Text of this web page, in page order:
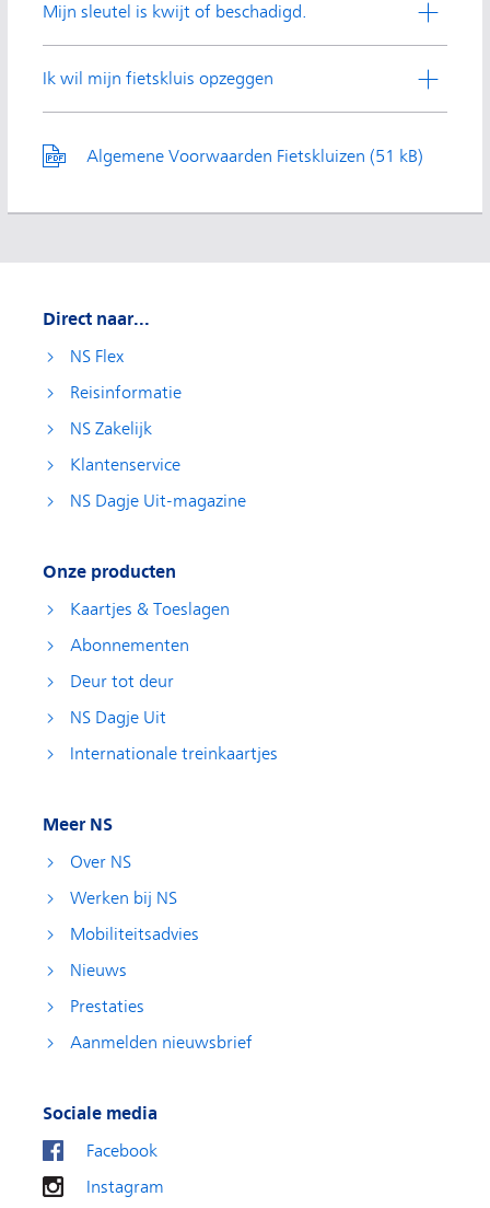
Mijn sleutel is kwijt of beschadigd.
Ik wil mijn fietskluis opzeggen
Algemene Voorwaarden Fietskluizen (pdf,
51 kB)
Direct naar...
NS Flex
Reisinformatie
NS Zakelijk
Klantenservice
NS Dagje Uit-magazine
Onze producten
Kaartjes & Toeslagen
Abonnementen
Deur tot deur
NS Dagje Uit
Internationale treinkaartjes
Meer NS
Over NS
Werken bij NS
Mobiliteitsadvies
Nieuws
Prestaties
Aanmelden nieuwsbrief
Sociale media
Facebook
Instagram